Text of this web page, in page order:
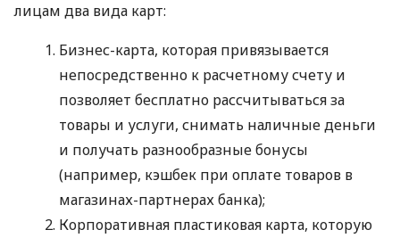
лицам два вида карт:
Бизнес-карта, которая привязывается
непосредственно к расчетному счету и
позволяет бесплатно рассчитываться за
товары и услуги, снимать наличные деньги
и получать разнообразные бонусы
(например, кэшбек при оплате товаров в
магазинах-партнерах банка);
Корпоративная пластиковая карта, которую